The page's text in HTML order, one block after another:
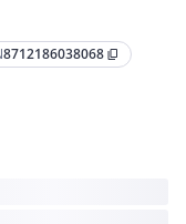
8712186038068 content_copy